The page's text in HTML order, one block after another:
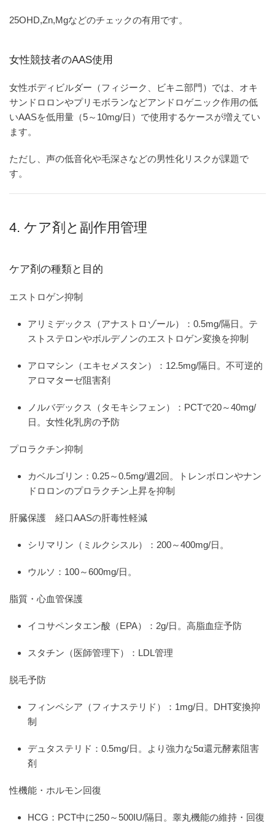
25OHD,Zn,Mgなどのチェックの有用です。
女性競技者のAAS使用
女性ボディビルダー（フィジーク、ビキニ部門）では、オキ
サンドロロンやプリモボランなどアンドロゲニック作用の低
いAASを低用量（5～10mg/日）で使用するケースが増えてい
ます。
ただし、声の低音化や毛深さなどの男性化リスクが課題で
す。
4. ケア剤と副作用管理
ケア剤の種類と目的
エストロゲン抑制
アリミデックス（アナストロゾール）：0.5mg/隔日。テ
ストステロンやボルデノンのエストロゲン変換を抑制
アロマシン（エキセメスタン）：12.5mg/隔日。不可逆的
アロマターゼ阻害剤
ノルバデックス（タモキシフェン）：PCTで20～40mg/
日。女性化乳房の予防
プロラクチン抑制
カベルゴリン：0.25～0.5mg/週2回。トレンボロンやナン
ドロロンのプロラクチン上昇を抑制
肝臓保護 経口AASの肝毒性軽減
シリマリン（ミルクシスル）：200～400mg/日。
ウルソ：100～600mg/日。
脂質・心血管保護
イコサペンタエン酸（EPA）：2g/日。高脂血症予防
スタチン（医師管理下）：LDL管理
脱毛予防
フィンペシア（フィナステリド）：1mg/日。DHT変換抑
制
デュタステリド：0.5mg/日。より強力な5α還元酵素阻害
剤
性機能・ホルモン回復
HCG：PCT中に250～500IU/隔日。睾丸機能の維持・回復